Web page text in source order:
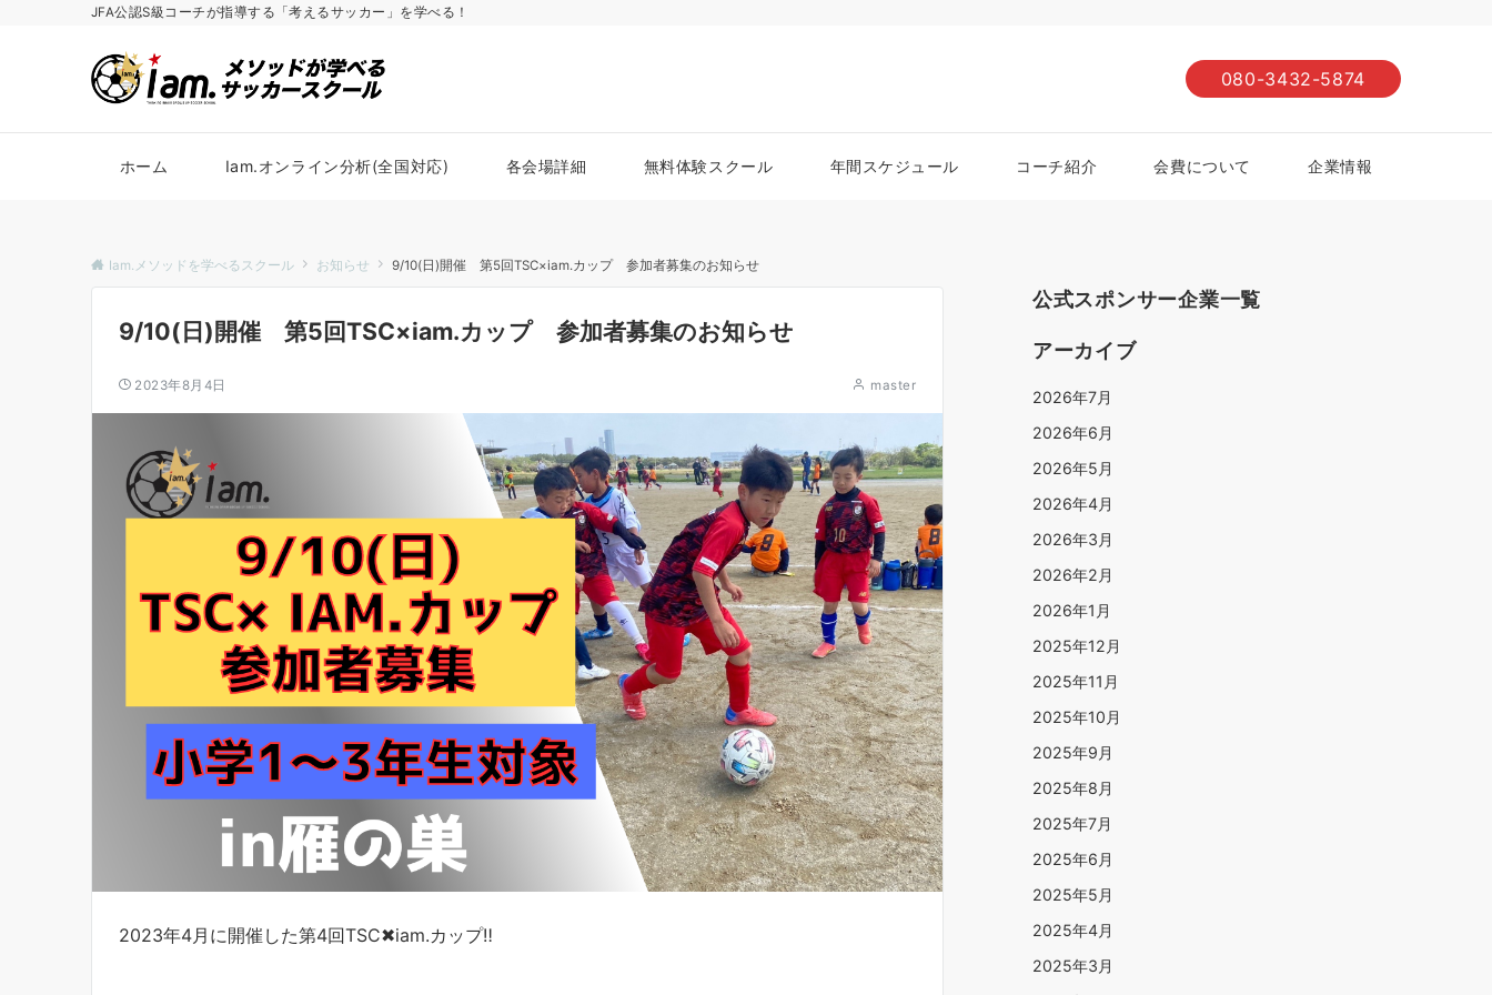
JFA公認S級コーチが指導する「考えるサッカー」を学べる！
080-3432-5874
ホーム Iam.オンライン分析(全国対応) 各会場詳細 無料体験スクール 年間スケジュール コーチ紹介 会費について 企業情報
Iam.メソッドを学べるスクール お知らせ 9/10(日)開催 第5回TSC×iam.カップ 参加者募集のお知らせ
9/10(日)開催 第5回TSC×iam.カップ 参加者募集のお知らせ
2023年8月4日 master
2023年4月に開催した第4回TSC✖︎iam.カップ‼︎
公式スポンサー企業一覧
アーカイブ
2026年7月
2026年6月
2026年5月
2026年4月
2026年3月
2026年2月
2026年1月
2025年12月
2025年11月
2025年10月
2025年9月
2025年8月
2025年7月
2025年6月
2025年5月
2025年4月
2025年3月